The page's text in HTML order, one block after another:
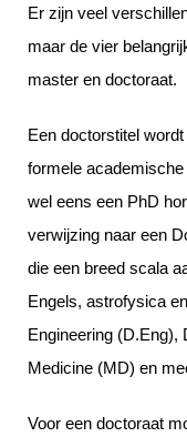
Er zijn veel
maar de vier
master en doctoraat.
Een doctorstitel
formele
wel eens een PhD
verwijzing naar een
die een breed scala
Engels, astrofysica
Engineering
Medicine (MD) en
Voor een doctoraat